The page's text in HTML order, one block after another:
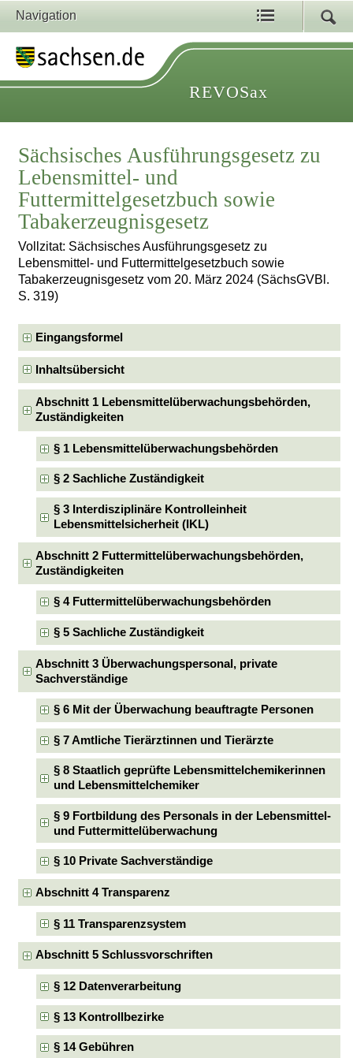
Navigation
REVOSax
Sächsisches Ausführungsgesetz zu
Lebensmittel- und
Futtermittelgesetzbuch sowie
Tabakerzeugnisgesetz
Vollzitat: Sächsisches Ausführungsgesetz zu
Lebensmittel- und Futtermittelgesetzbuch sowie
Tabakerzeugnisgesetz vom 20. März 2024 (SächsGVBl.
S. 319)
Eingangsformel
Inhaltsübersicht
Abschnitt 1 Lebensmittelüberwachungsbehörden,
Zuständigkeiten
§ 1 Lebensmittelüberwachungsbehörden
§ 2 Sachliche Zuständigkeit
§ 3 Interdisziplinäre Kontrolleinheit
Lebensmittelsicherheit (IKL)
Abschnitt 2 Futtermittelüberwachungsbehörden,
Zuständigkeiten
§ 4 Futtermittelüberwachungsbehörden
§ 5 Sachliche Zuständigkeit
Abschnitt 3 Überwachungspersonal, private
Sachverständige
§ 6 Mit der Überwachung beauftragte Personen
§ 7 Amtliche Tierärztinnen und Tierärzte
§ 8 Staatlich geprüfte Lebensmittelchemikerinnen
und Lebensmittelchemiker
§ 9 Fortbildung des Personals in der Lebensmittel-
und Futtermittelüberwachung
§ 10 Private Sachverständige
Abschnitt 4 Transparenz
§ 11 Transparenzsystem
Abschnitt 5 Schlussvorschriften
§ 12 Datenverarbeitung
§ 13 Kontrollbezirke
§ 14 Gebühren